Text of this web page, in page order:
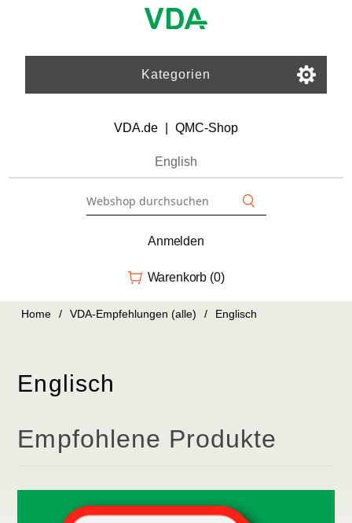
Kategorien
VDA.de QMC-Shop
English
Anmelden
Warenkorb (0)
Home / VDA-Empfehlungen (alle) / Englisch
Englisch
Empfohlene Produkte